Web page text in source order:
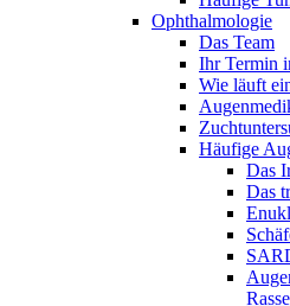
Ophthalmologie
Das Team
Ihr Termin
Wie läuft
Häufige
Das
Das